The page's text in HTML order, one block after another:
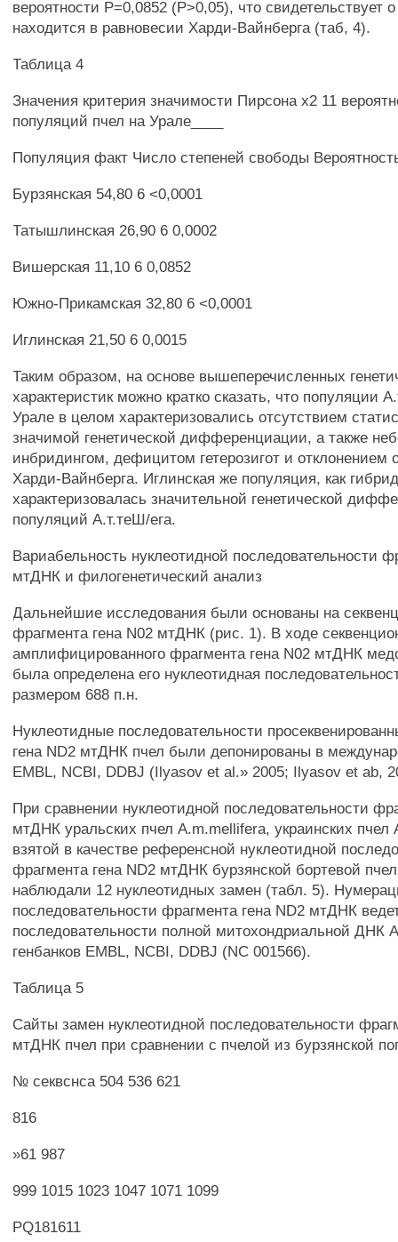
вероятности Р=0,0852 (Р>0,05), что свидетельствует
находится в равновесии Харди-Вайнберга (таб, 4).
Таблица 4
Значения критерия значимости Пирсона х2 11
популяций пчел на Урале____
Популяция факт Число степеней свободы
Бурзянская 54,80 6 <0,0001
Татышлинская 26,90 6 0,0002
Вишерская 11,10 6 0,0852
Южно-Прикамская 32,80 6 <0,0001
Иглинская 21,50 6 0,0015
Таким образом, на основе вышеперечисленных
характеристик можно кратко сказать, что популяции
Урале в целом характеризовались отсутствием
значимой генетической дифференциации, а также
инбридингом, дефицитом гетерозигот и отклонением
Харди-Вайнберга. Иглинская же популяция, как
характеризовалась значительной генетической
популяций А.т.теШ/ега.
Вариабельность нуклеотидной последовательности
мтДНК и филогенетический анализ
Дальнейшие исследования были основаны на
фрагмента гена N02 мтДНК (рис. 1). В ходе
амплифицированного фрагмента гена N02 мтДНК
была определена его нуклеотидная
размером 688 п.н.
Нуклеотидные последовательности
гена ND2 мтДНК пчел были депонированы в
EMBL, NCBI, DDBJ (Ilyasov et al.» 2005; Ilyasov et ab,
При сравнении нуклеотидной последовательности
мтДНК уральских пчел A.m.mellifera, украинских пчел
взятой в качестве референсной нуклеотидной
фрагмента гена ND2 мтДНК бурзянской бортевой
наблюдали 12 нуклеотидных замен (табл. 5).
последовательности фрагмента гена ND2 мтДНК
последовательности полной митохондриальной ДНК
генбанков EMBL, NCBI, DDBJ (NC 001566).
Таблица 5
Сайты замен нуклеотидной последовательности
мтДНК пчел при сравнении с пчелой из бурзянской
№ секвснса 504 536 621
816
»61 987
999 1015 1023 1047 1071 1099
PQ181611